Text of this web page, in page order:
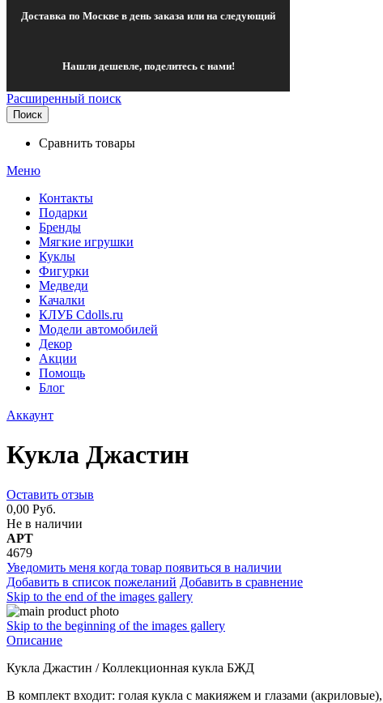
Доставка по Москве в день заказа или на следующий
Нашли дешевле, поделитесь с нами!
Расширенный поиск
Поиск
Сравнить товары
Меню
Контакты
Подарки
Бренды
Мягкие игрушки
Куклы
Фигурки
Медведи
Качалки
КЛУБ Cdolls.ru
Модели автомобилей
Декор
Акции
Помощь
Блог
Аккаунт
Кукла Джастин
Оставить отзыв
0,00 Руб.
Не в наличии
АРТ
4679
Уведомить меня когда товар появиться в наличии
Добавить в список пожеланий Добавить в сравнение
Skip to the end of the images gallery
Skip to the beginning of the images gallery
Описание
Кукла Джастин / Коллекционная кукла БЖД
В комплект входит: голая кукла с макияжем и глазами